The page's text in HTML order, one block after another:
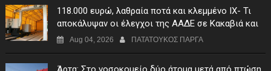
118.000 ευρώ, λαθραία ποτά και κλεμμένο ΙΧ- Τι
αποκάλυψαν οι έλεγχοι της ΑΑΔΕ σε Κακαβιά και
Μαυρομάτι
Aug 04, 2026 ΠΑΤΑΤΟΥΚΟΣ ΠΑΡΓΑ